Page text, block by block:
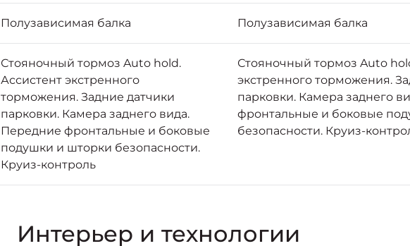
Полузависимая балка Полузависимая балка
Стояночный тормоз Auto hold.
Ассистент экстренного
торможения. Задние датчики
парковки. Камера заднего вида.
Передние фронтальные и боковые
подушки и шторки безопасности.
Круиз-контроль
Стояночный тормоз Auto
экстренного торможения.
парковки. Камера заднего
фронтальные и боковые
безопасности. Круиз-
Интерьер и технологии